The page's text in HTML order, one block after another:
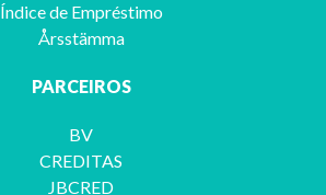
Índice de Empréstimo
Årsstämma
PARCEIROS
BV
CREDITAS
JBCRED